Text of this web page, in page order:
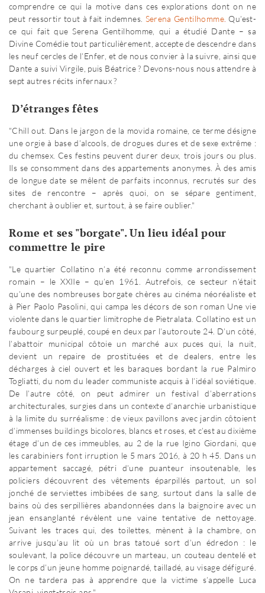
comprendre ce qui la motive dans ces explorations dont on ne
peut ressortir tout à fait indemnes. Serena Gentilhomme. Qu’est-
ce qui fait que Serena Gentilhomme, qui a étudié Dante – sa
Divine Comédie tout particulièrement, accepte de descendre dans
les neuf cercles de l’Enfer, et de nous convier à la suivre, ainsi que
Dante a suivi Virgile, puis Béatrice ? Devons-nous nous attendre à
sept autres récits infernaux ?
D’étranges fêtes
"Chill out. Dans le jargon de la movida romaine, ce terme désigne
une orgie à base d’alcools, de drogues dures et de sexe extrême :
du chemsex. Ces festins peuvent durer deux, trois jours ou plus.
Ils se consomment dans des appartements anonymes. À des amis
de longue date se mêlent de parfaits inconnus, recrutés sur des
sites de rencontre – après quoi, on se sépare gentiment,
cherchant à oublier et, surtout, à se faire oublier."
Rome et ses "borgate". Un lieu idéal pour
commettre le pire
"Le quartier Collatino n’a été reconnu comme arrondissement
romain – le XXIIe – qu’en 1961. Autrefois, ce secteur n’était
qu’une des nombreuses borgate chères au cinéma néoréaliste et
à Pier Paolo Pasolini, qui campa les décors de son roman Une vie
violente dans le quartier limitrophe de Pietralata. Collatino est un
faubourg surpeuplé, coupé en deux par l’autoroute 24. D’un côté,
l’abattoir municipal côtoie un marché aux puces qui, la nuit,
devient un repaire de prostituées et de dealers, entre les
décharges à ciel ouvert et les baraques bordant la rue Palmiro
Togliatti, du nom du leader communiste acquis à l’idéal soviétique.
De l’autre côté, on peut admirer un festival d’aberrations
architecturales, surgies dans un contexte d’anarchie urbanistique
à la limite du surréalisme : de vieux pavillons avec jardin côtoient
d’immenses buildings bicolores, blancs et roses, et c’est au dixième
étage d’un de ces immeubles, au 2 de la rue Igino Giordani, que
les carabiniers font irruption le 5 mars 2016, à 20 h 45. Dans un
appartement saccagé, pétri d’une puanteur insoutenable, les
policiers découvrent des vêtements éparpillés partout, un sol
jonché de serviettes imbibées de sang, surtout dans la salle de
bains où des serpillières abandonnées dans la baignoire avec un
jean ensanglanté révèlent une vaine tentative de nettoyage.
Suivant les traces qui, des toilettes, mènent à la chambre, on
arrive jusqu’au lit où un bras tatoué sort d’un édredon : le
soulevant, la police découvre un marteau, un couteau dentelé et
le corps d’un jeune homme poignardé, tailladé, au visage défiguré.
On ne tardera pas à apprendre que la victime s’appelle Luca